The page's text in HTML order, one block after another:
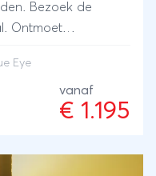
Bezoek de
Ontmoet
Sal. Alles met het
die je van het ene
Een reis vol
Eye
vanaf
€ 1.195